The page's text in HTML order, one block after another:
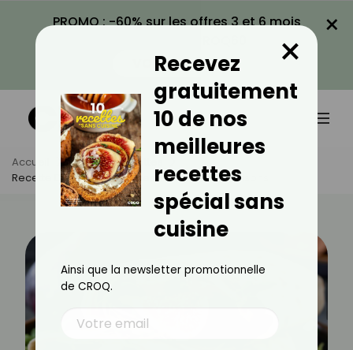
PROMO : -60% sur les offres 3 et 6 mois
VOIR LA PROMO
×
Accueil Actus
Recettes
Recette De Wrap Aux Figues Et Viande Des Grisons
Recevez
gratuitement
10 de nos
meilleures
recettes
spécial sans
cuisine
×
Ainsi que la newsletter promotionnelle
de CROQ.